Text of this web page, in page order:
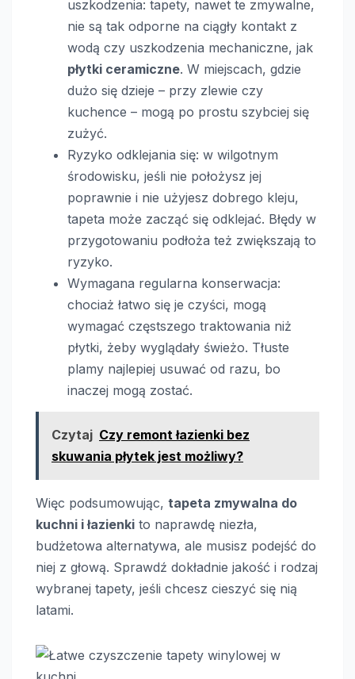
uszkodzenia: tapety, nawet te zmywalne,
nie są tak odporne na ciągły kontakt z
wodą czy uszkodzenia mechaniczne, jak
płytki ceramiczne. W miejscach, gdzie
dużo się dzieje – przy zlewie czy
kuchence – mogą po prostu szybciej się
zużyć.
Ryzyko odklejania się: w wilgotnym
środowisku, jeśli nie położysz jej
poprawnie i nie użyjesz dobrego kleju,
tapeta może zacząć się odklejać. Błędy w
przygotowaniu podłoża też zwiększają to
ryzyko.
Wymagana regularna konserwacja:
chociaż łatwo się je czyści, mogą
wymagać częstszego traktowania niż
płytki, żeby wyglądały świeżo. Tłuste
plamy najlepiej usuwać od razu, bo
inaczej mogą zostać.
Czytaj Czy remont łazienki bez
skuwania płytek jest możliwy?
Więc podsumowując, tapeta zmywalna do
kuchni i łazienki to naprawdę niezła,
budżetowa alternatywa, ale musisz podejść do
niej z głową. Sprawdź dokładnie jakość i rodzaj
wybranej tapety, jeśli chcesz cieszyć się nią
latami.